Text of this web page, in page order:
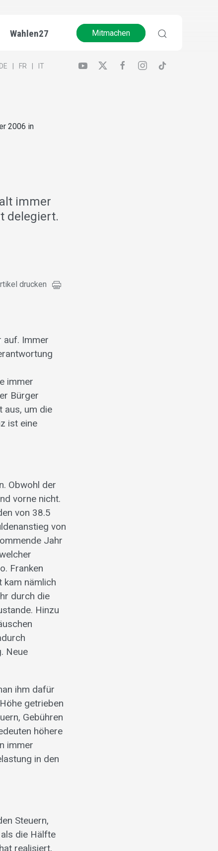
Wahlen27 Mitmachen
DE FR IT
2006 in
immer
delegiert.
drucken
auf. Immer
immer
Bürger
aus, um die
ist eine
Obwohl der
vorne nicht.
von 38.5
von
Jahr
Franken
kam nämlich
durch die
Hinzu
Neue
ihm dafür
getrieben
Gebühren
höhere
immer
in den
Steuern,
die Hälfte
realisiert,